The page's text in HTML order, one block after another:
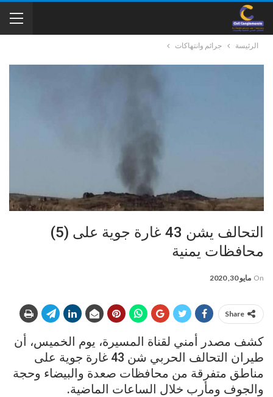
الرئيسة جرائم وانتهاكات
التحالف يشن 43 غارة جوية على (5)
محافظات يمنية
On مايو 30, 2020
Share
كشف مصدر أمني لقناة المسيرة، يوم الخميس، أن
طيران التحالف الحربي شن 43 غارة جوية على
مناطق متفرقة من محافظات صعدة والبيضاء وحجة
والجوف ومأرب خلال الساعات الماضية.